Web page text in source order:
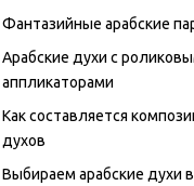
Фантазийные арабские
Арабские духи с
аппликаторами
Как составляется
духов
Выбираем арабские духи